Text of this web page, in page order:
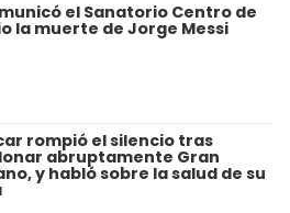
el Sanatorio Centro de
la muerte de Jorge Messi
rompió el silencio tras
abruptamente Gran
y habló sobre la salud de su